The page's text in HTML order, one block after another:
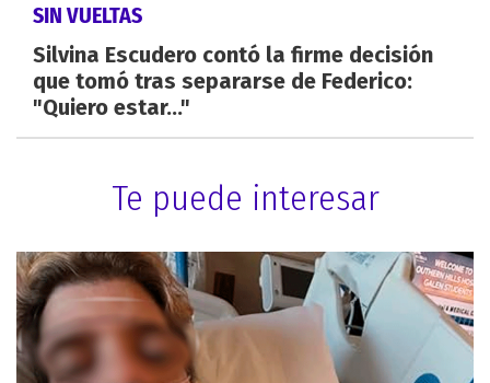
SIN VUELTAS
Silvina Escudero contó la firme decisión
que tomó tras separarse de Federico:
"Quiero estar..."
Te puede interesar